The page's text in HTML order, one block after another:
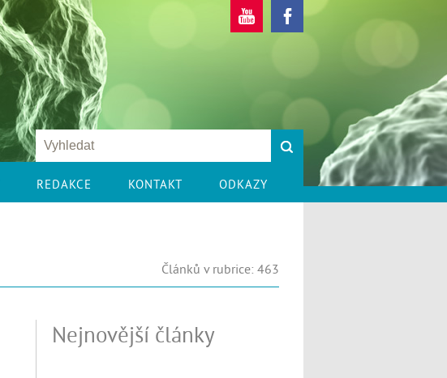
REDAKCE KONTAKT ODKAZY
Článků v rubrice: 463
Nejnovější články